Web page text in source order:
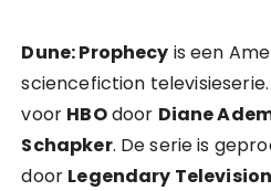
Dune: Prophecy is een
sciencefiction
voor HBOdoor Diane
Schapker. De serie is
door Legendary